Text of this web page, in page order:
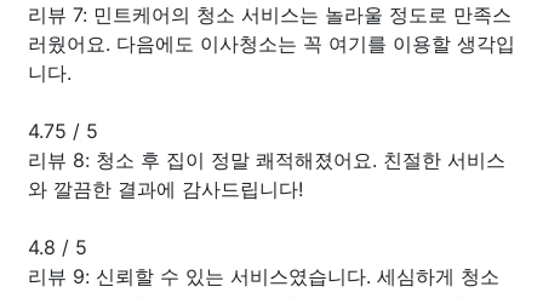
리뷰 7: 민트케어의 청소 서비스는 놀라울 정도로 만족스
러웠어요. 다음에도 이사청소는 꼭 여기를 이용할 생각입
니다.
4.75 / 5
리뷰 8: 청소 후 집이 정말 쾌적해졌어요. 친절한 서비스
와 깔끔한 결과에 감사드립니다!
4.8 / 5
리뷰 9: 신뢰할 수 있는 서비스였습니다. 세심하게 청소